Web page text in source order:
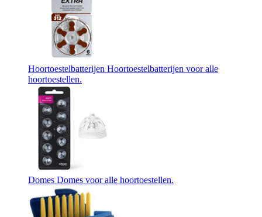
Hoortoestelbatterijen Hoortoestelbatterijen voor alle
hoortoestellen.
Domes Domes voor alle hoortoestellen.